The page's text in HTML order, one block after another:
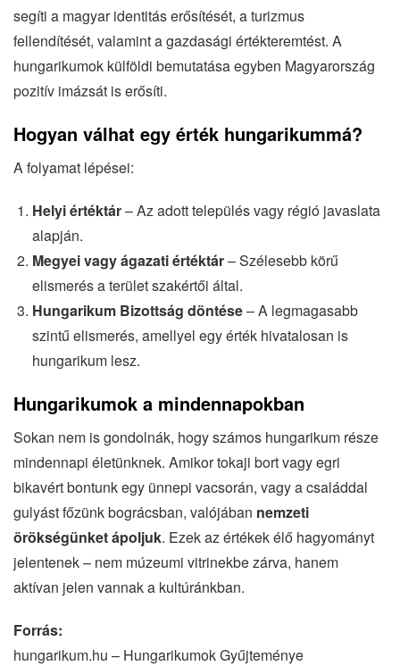
segíti a magyar identitás erősítését, a turizmus
fellendítését, valamint a gazdasági értékteremtést. A
hungarikumok külföldi bemutatása egyben Magyarország
pozitív imázsát is erősíti.
Hogyan válhat egy érték hungarikummá?
A folyamat lépései:
Helyi értéktár– Az adott település vagy régió javaslata
alapján.
Megyei vagy ágazati értéktár– Szélesebb körű
elismerés a terület szakértői által.
Hungarikum Bizottság döntése– A legmagasabb
szintű elismerés, amellyel egy érték hivatalosan is
hungarikum lesz.
Hungarikumok a mindennapokban
Sokan nem is gondolnák, hogy számos hungarikum része
mindennapi életünknek. Amikor tokaji bort vagy egri
bikavért bontunk egy ünnepi vacsorán, vagy a családdal
gulyást főzünk bográcsban, valójában nemzeti
örökségünket ápoljuk. Ezek az értékek élő hagyományt
jelentenek – nem múzeumi vitrinekbe zárva, hanem
aktívan jelen vannak a kultúránkban.
Forrás:
hungarikum.hu – Hungarikumok Gyűjteménye